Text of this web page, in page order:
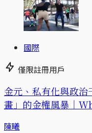
國際
僅限註冊用戶
金元、私有化與政
畫」的金權風暴｜
陳曦